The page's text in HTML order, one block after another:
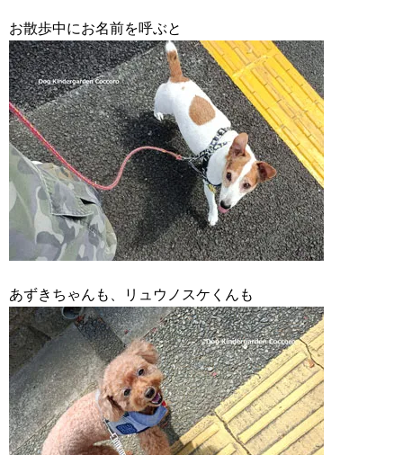
お散歩中にお名前を呼ぶと
あずきちゃんも、リュウノスケくんも